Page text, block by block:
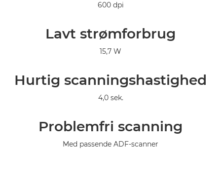
600 dpi
Lavt strømforbrug
15,7 W
Hurtig scanningshastighed
4,0 sek.
Problemfri scanning
Med passende ADF-scanner